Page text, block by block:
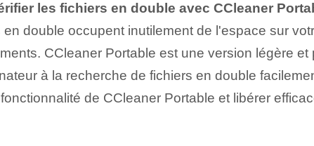
les fichiers en double avec CCleaner
double occupent inutilement de l'espace sur
CCleaner Portable est une version légère
à la recherche de fichiers en double
de CCleaner Portable et libérer